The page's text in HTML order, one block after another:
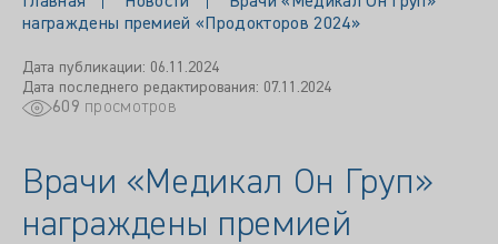
награждены премией «Продокторов 2024»
Дата публикации: 06.11.2024
Дата последнего редактирования: 07.11.2024
609 просмотров
Врачи «Медикал Он Груп»
награждены премией